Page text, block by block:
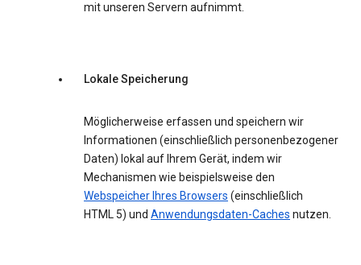
mit unseren Servern aufnimmt.
Lokale Speicherung
Möglicherweise erfassen und speichern wir
Informationen (einschließlich personenbezogener
Daten) lokal auf Ihrem Gerät, indem wir
Mechanismen wie beispielsweise den
Webspeicher Ihres Browsers (einschließlich
HTML 5) und Anwendungsdaten-Caches nutzen.